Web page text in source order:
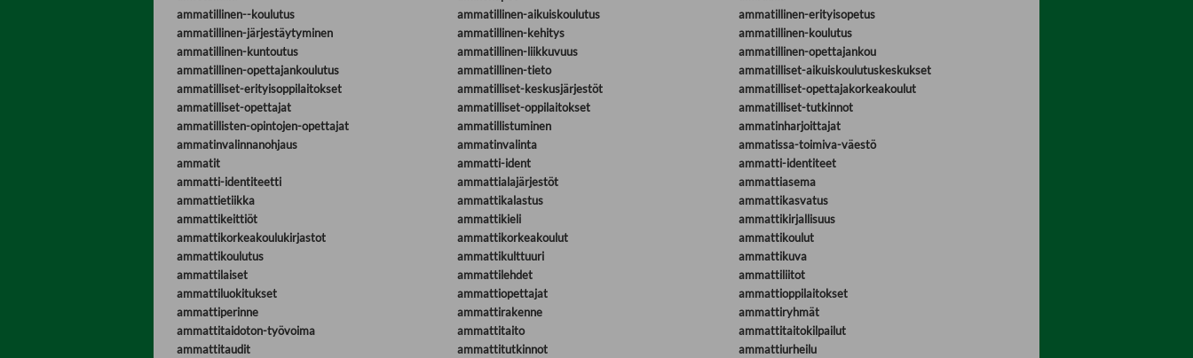
ammatillinen--koulutus
ammatillinen-aikuiskoulutus
ammatillinen-erityisopetus
ammatillinen-järjestäytyminen
ammatillinen-kehitys
ammatillinen-koulutus
ammatillinen-kuntoutus
ammatillinen-liikkuvuus
ammatillinen-opettajankou
ammatillinen-opettajankoulutus
ammatillinen-tieto
ammatilliset-aikuiskoulutuskeskukset
ammatilliset-erityisoppilaitokset
ammatilliset-keskusjärjestöt
ammatilliset-opettajakorkeakoulut
ammatilliset-opettajat
ammatilliset-oppilaitokset
ammatilliset-tutkinnot
ammatillisten-opintojen-opettajat
ammatillistuminen
ammatinharjoittajat
ammatinvalinnanohjaus
ammatinvalinta
ammatissa-toimiva-väestö
ammatit
ammatti-ident
ammatti-identiteet
ammatti-identiteetti
ammattialajärjestöt
ammattiasema
ammattietiikka
ammattikalastus
ammattikasvatus
ammattikeittiöt
ammattikieli
ammattikirjallisuus
ammattikorkeakoulukirjastot
ammattikorkeakoulut
ammattikoulut
ammattikoulutus
ammattikulttuuri
ammattikuva
ammattilaiset
ammattilehdet
ammattiliitot
ammattiluokitukset
ammattiopettajat
ammattioppilaitokset
ammattiperinne
ammattirakenne
ammattiryhmät
ammattitaidoton-työvoima
ammattitaito
ammattitaitokilpailut
ammattitaudit
ammattitutkinnot
ammattiurheilu